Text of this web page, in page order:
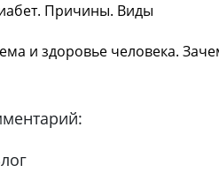
Причины. Виды
и здоровье человека.